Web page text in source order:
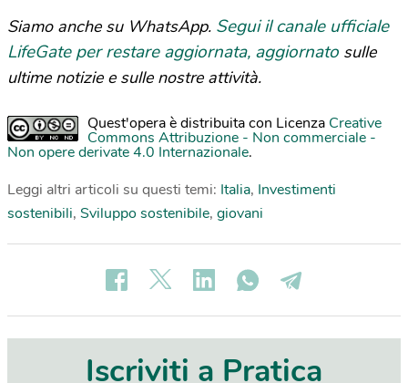
Siamo anche su WhatsApp.
Segui il canale ufficiale
LifeGate per restare aggiornata, aggiornato
sulle
ultime notizie e sulle nostre attività.
Quest'opera è distribuita con Licenza
Commons Attribuzione - Non commerciale -
Non opere derivate 4.0 Internazionale
sostenibili
Sviluppo sostenibile giovani
Iscriviti a Pratica